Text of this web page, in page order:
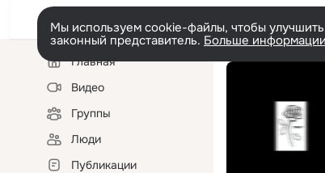
Мы используем cookie-файлы, чтобы
законный представитель. Больше информации
Левая
колонкаГлавная
Видео
Группы
Люди
Публикации